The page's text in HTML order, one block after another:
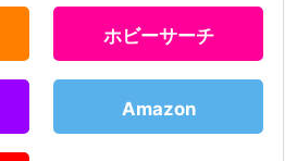
ホビーサーチ
Amazon